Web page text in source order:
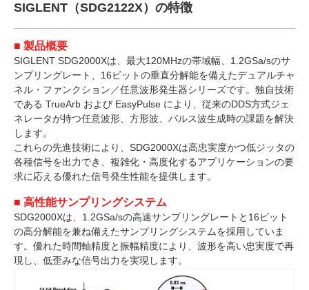
SIGLENT（SDG2122X）の特徴
■ 製品概要
SIGLENT SDG2000Xは、最大120MHzの帯域幅、1.2GSa/sのサ
ンプリングレート、16ビットの垂直分解能を備えたデュアルチャ
ネル・ファンクション／任意波形発生器シリーズです。独自技術
である TrueArb および EasyPulse により、従来のDDS方式ジェ
ネレータが持つ任意波形、方形波、パルス波生成時の課題を解決
します。
これらの先進技術により、SDG2000Xは高忠実度かつ低ジッタの
各種信号を出力でき、複雑化・高度化するアプリケーションの要
求に応える優れた信号発生性能を提供します。
■ 高性能サンプリングシステム
SDG2000Xは、1.2GSa/sの高速サンプリングレートと16ビット
の高分解能を兼ね備えたサンプリングシステムを採用していま
す。優れた時間軸精度と振幅精度により、波形を高い忠実度で再
現し、低歪みな信号出力を実現します。